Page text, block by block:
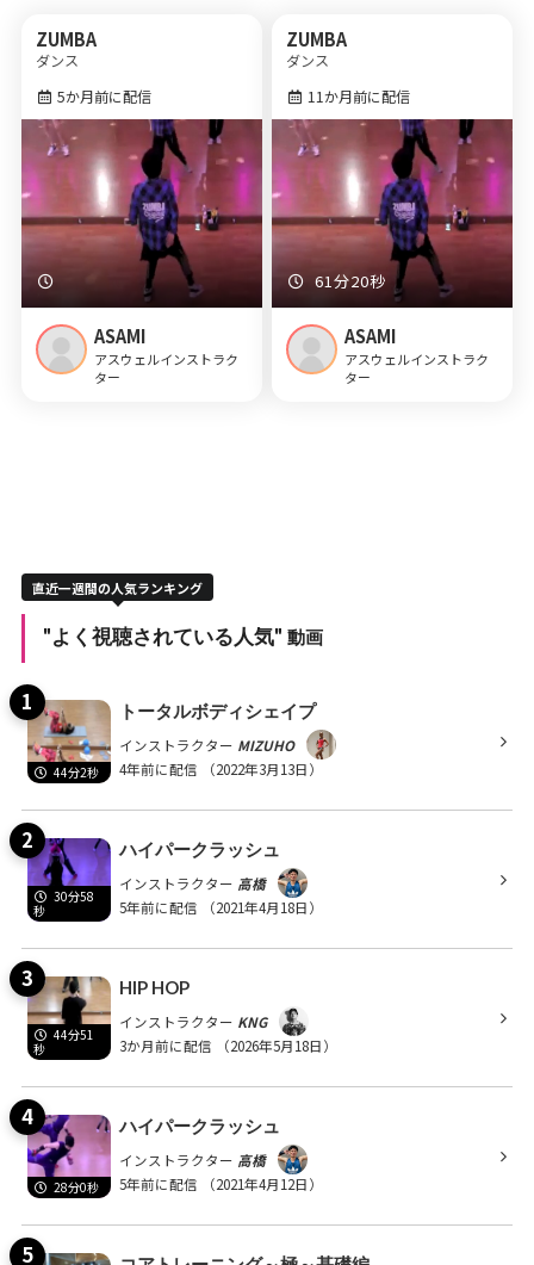
ZUMBA
ダンス
5か月前に配信
ASAMI
アスウェルインストラク
ター
ZUMBA
ダンス
11か月前に配信
61分20秒
ASAMI
アスウェルインストラク
ター
直近一週間の人気ランキング
"よく視聴されている人気" 動画
44分2秒
トータルボディシェイプ
インストラクター MIZUHO
4年前に配信
（2022年3月13日）
30分58
秒
ハイパークラッシュ
インストラクター 高橋
5年前に配信
（2021年4月18日）
44分51
秒
HIP HOP
インストラクター KNG
3か月前に配信
（2026年5月18日）
28分0秒
ハイパークラッシュ
インストラクター 高橋
5年前に配信
（2021年4月12日）